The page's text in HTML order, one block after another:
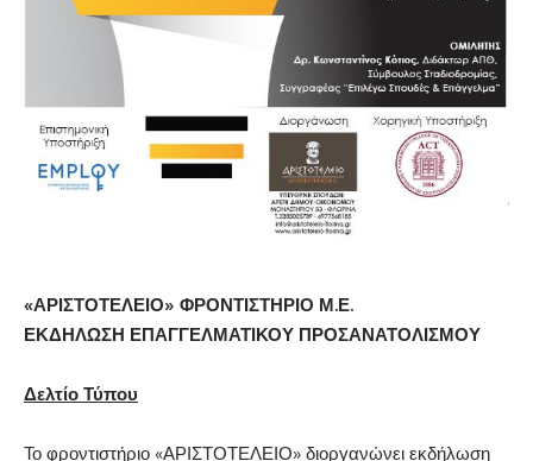
«ΑΡΙΣΤΟΤΕΛΕΙΟ» ΦΡΟΝΤΙΣΤΗΡΙΟ Μ.Ε.
ΕΚΔΗΛΩΣΗ ΕΠΑΓΓΕΛΜΑΤΙΚΟΥ ΠΡΟΣΑΝΑΤΟΛΙΣΜΟΥ
Δελτίο Τύπου
Το φροντιστήριο «ΑΡΙΣΤΟΤΕΛΕΙΟ» διοργανώνει εκδήλωση